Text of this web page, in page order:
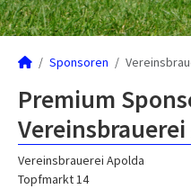
Sponsoren
Premium
Vereinsbrauerei Apolda
Topfmarkt 14